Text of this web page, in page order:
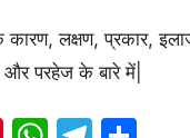
कारण, लक्षण, प्रकार,
और परहेज के बारे में|